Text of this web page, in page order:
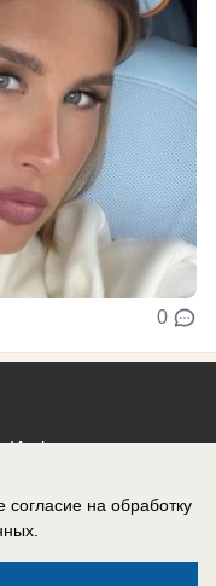
0
Информация
согласие на обработку